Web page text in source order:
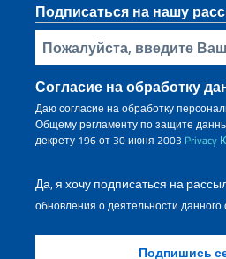
Подписаться на нашу
Bставьте свой адрес электронной почты
Согласие на обработку
Даю согласие на обработку
Общему регламенту по защите
декрету 196 от 30 июня 2003 Privacy
Да, я хочу подписаться на
обновления о деятельности